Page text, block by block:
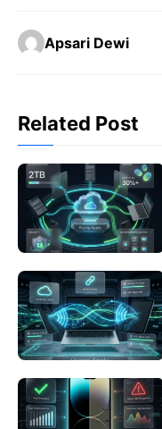
c
e
o
o
k
t
A
p
p
r
a
m
Apsari Dewi
Related Post